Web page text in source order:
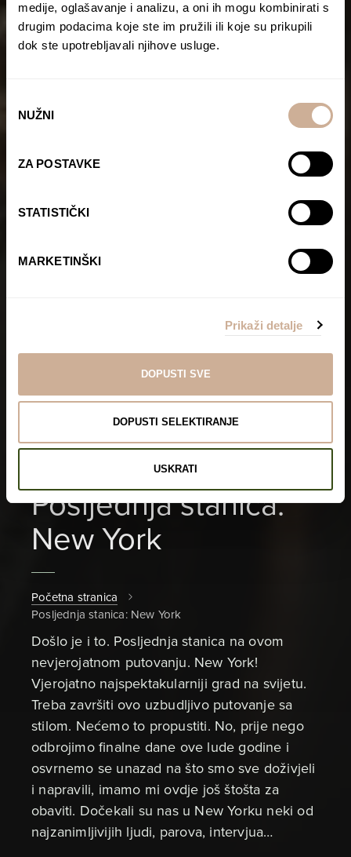
medije, oglašavanje i analizu, a oni ih mogu kombinirati s
drugim podacima koje ste im pružili ili koje su prikupili
dok ste upotrebljavali njihove usluge.
pristanka
NUŽNI
ZA POSTAVKE
STATISTIČKI
MARKETINŠKI
Prikaži detalje
DOPUSTI SVE
DOPUSTI SELEKTIRANJE
USKRATI
Posljednja stanica:
New York
Početna stranica
Posljednja stanica: New York
Došlo je i to. Posljednja stanica na ovom
nevjerojatnom putovanju. New York!
Vjerojatno najspektakularniji grad na svijetu.
Treba završiti ovo uzbudljivo putovanje sa
stilom. Nećemo to propustiti. No, prije nego
odbrojimo finalne dane ove lude godine i
osvrnemo se unazad na što smo sve doživjeli
i napravili, imamo mi ovdje još štošta za
obaviti. Dočekali su nas u New Yorku neki od
najzanimljivijih ljudi, parova, intervjua…